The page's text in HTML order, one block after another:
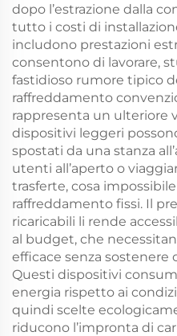
dopo l’estrazione dalla
tutto i costi di
includono prestazioni
consentono di lavorare,
fastidioso rumore tipico
raffreddamento
rappresenta un ulteriore
dispositivi leggeri
spostati da una stanza
utenti all’aperto o
trasferte, cosa
raffreddamento fissi. Il
ricaricabili li rende
al budget, che
efficace senza sostenere
Questi dispositivi
energia rispetto ai
quindi scelte
riducono l’impronta di